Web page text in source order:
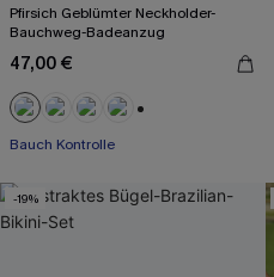
Pfirsich Geblümter Neckholder-
Bauchweg-Badeanzug
47,00 €
Bauch Kontrolle
-19%